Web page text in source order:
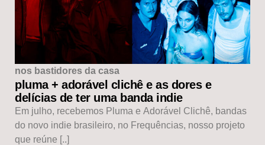
nos bastidores da casa
pluma + adorável clichê e as dores e
delícias de ter uma banda indie
Em julho, recebemos Pluma e Adorável Clichê, bandas
do novo indie brasileiro, no Frequências, nosso projeto
que reúne [..]